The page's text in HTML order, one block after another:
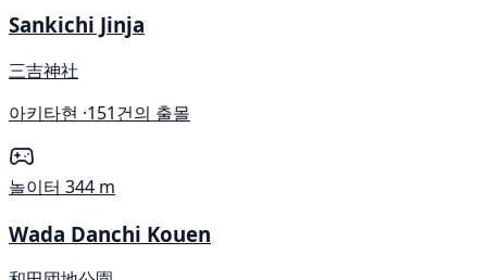
Sankichi Jinja
三吉神社
아키타현 ·151건의 출몰
놀이터 344 m
Wada Danchi Kouen